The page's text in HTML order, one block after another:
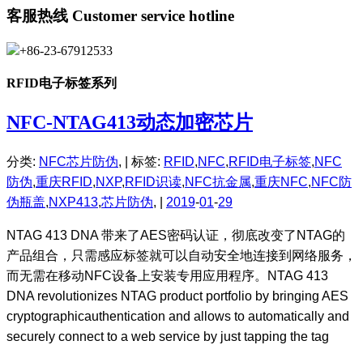
客服热线 Customer service hotline
+86-23-67912533
RFID电子标签系列
NFC-NTAG413动态加密芯片
分类: NFC芯片防伪, | 标签: RFID,NFC,RFID电子标签,NFC
防伪,重庆RFID,NXP,RFID识读,NFC抗金属,重庆NFC,NFC防
伪瓶盖,NXP413,芯片防伪, | 2019-01-29
NTAG 413 DNA 带来了AES密码认证，彻底改变了NTAG的
产品组合，只需感应标签就可以自动安全地连接到网络服务，
而无需在移动NFC设备上安装专用应用程序。NTAG 413
DNA revolutionizes NTAG product portfolio by bringing AES
cryptographicauthentication and allows to automatically and
securely connect to a web service by just tapping the tag